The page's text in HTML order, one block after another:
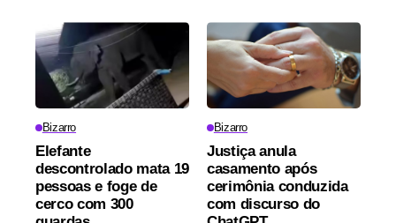
Bizarro
Elefante
descontrolado mata 19
pessoas e foge de
cerco com 300
Bizarro
Justiça anula
casamento após
cerimônia conduzida
com discurso do